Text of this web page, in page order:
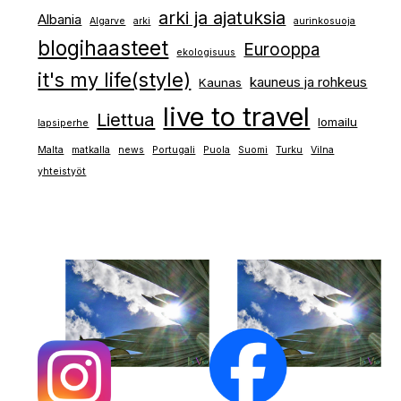
Albania Algarve arki arki ja ajatuksia aurinkosuoja
blogihaasteet ekologisuus Eurooppa
it's my life(style) Kaunas kauneus ja rohkeus
lapsiperhe Liettua live to travel lomailu
Malta matkalla news Portugali Puola Suomi Turku
Vilna
yhteistyöt